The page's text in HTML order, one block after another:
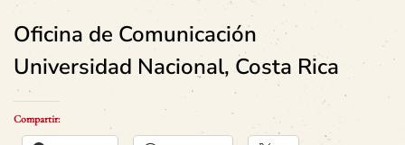
Oficina de Comunicación
Universidad Nacional, Costa Rica
Compartir: